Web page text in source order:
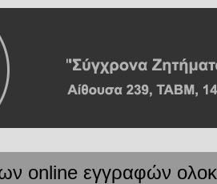
online εγγραφών